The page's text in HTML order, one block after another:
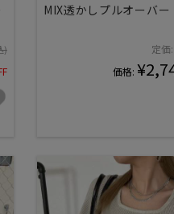
)
MIX透かしプルオーバー
定価:
価格: